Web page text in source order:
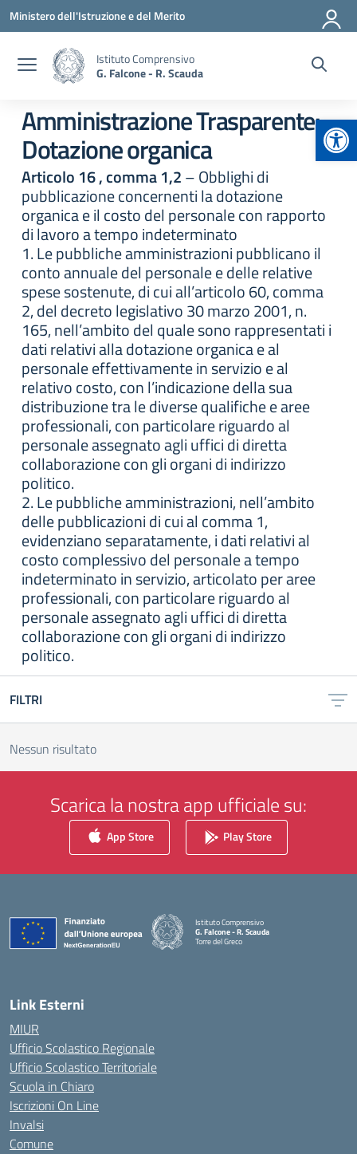
Vai ai contenuti
Vai al menu di navigazione
Vai al footer
Ministero dell'Istruzione e del Merito
Istituto Comprensivo
G. Falcone - R. Scauda
Amministrazione Trasparente:
Dotazione organica
Articolo 16 , comma 1,2– Obblighi di
pubblicazione concernenti la dotazione
organica e il costo del personale con rapporto
di lavoro a tempo indeterminato
1. Le pubbliche amministrazioni pubblicano il
conto annuale del personale e delle relative
spese sostenute, di cui all’articolo 60, comma
2, del decreto legislativo 30 marzo 2001, n.
165, nell’ambito del quale sono rappresentati i
dati relativi alla dotazione organica e al
personale effettivamente in servizio e al
relativo costo, con l’indicazione della sua
distribuzione tra le diverse qualifiche e aree
professionali, con particolare riguardo al
personale assegnato agli uffici di diretta
collaborazione con gli organi di indirizzo
politico.
2. Le pubbliche amministrazioni, nell’ambito
delle pubblicazioni di cui al comma 1,
evidenziano separatamente, i dati relativi al
costo complessivo del personale a tempo
indeterminato in servizio, articolato per aree
professionali, con particolare riguardo al
personale assegnato agli uffici di diretta
collaborazione con gli organi di indirizzo
politico.
FILTRI
Nessun risultato
Scarica la nostra app ufficiale su:
App Store Play Store
Istituto Comprensivo
G. Falcone - R. Scauda
Torre del Greco
Link Esterni
MIUR
Ufficio Scolastico Regionale
Ufficio Scolastico Territoriale
Scuola in Chiaro
Iscrizioni On Line
Invalsi
Comune